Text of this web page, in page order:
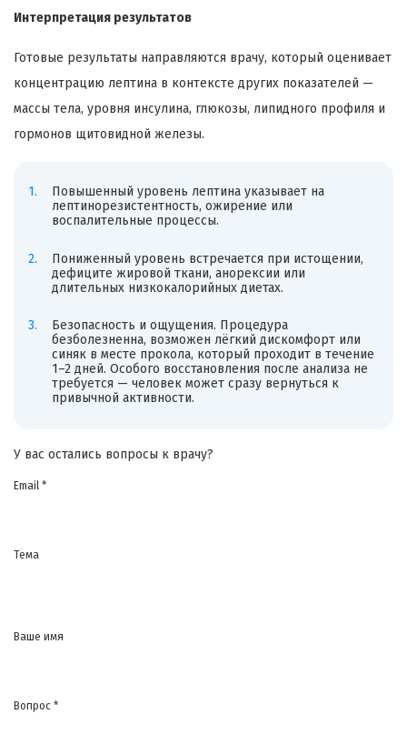
Интерпретация результатов
Готовые результаты направляются врачу, который оценивает
концентрацию лептина в контексте других показателей —
массы тела, уровня инсулина, глюкозы, липидного профиля и
гормонов щитовидной железы.
Повышенный уровень лептина указывает на
лептинорезистентность, ожирение или
воспалительные процессы.
Пониженный уровень встречается при истощении,
дефиците жировой ткани, анорексии или
длительных низкокалорийных диетах.
Безопасность и ощущения. Процедура
безболезненна, возможен лёгкий дискомфорт или
синяк в месте прокола, который проходит в течение
1–2 дней. Особого восстановления после анализа не
требуется — человек может сразу вернуться к
привычной активности.
У вас остались вопросы к врачу?
Email *
Тема
Ваше имя
Вопрос *